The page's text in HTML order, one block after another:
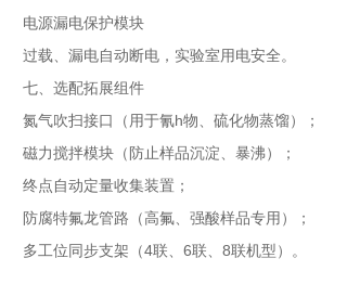
电源漏电保护模块
过载、漏电自动断电，实验室用电安全。
七、选配拓展组件
氮气吹扫接口（用于氰h物、硫化物蒸馏）；
磁力搅拌模块（防止样品沉淀、暴沸）；
终点自动定量收集装置；
防腐特氟龙管路（高氟、强酸样品专用）；
多工位同步支架（4联、6联、8联机型）。